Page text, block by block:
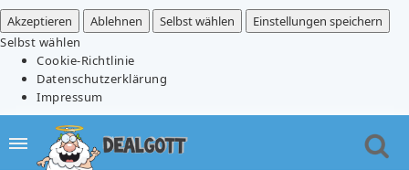
Akzeptieren
Ablehnen Selbst wählen
Einstellungen speichern
Selbst wählen
Cookie-Richtlinie
Datenschutzerklärung
Impressum